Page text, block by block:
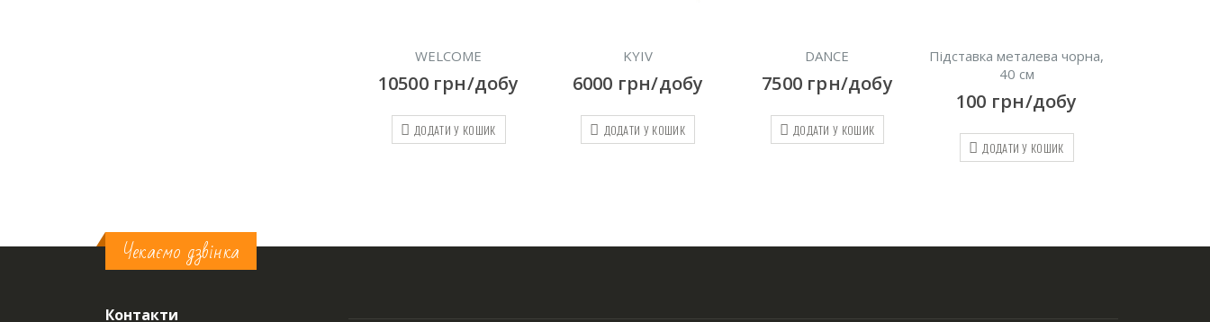
KYIV
6000 грн/добу
ДОДАТИ У КОШИК
DANCE
7500грн/добу
ДОДАТИ У КОШИК
Підставка металева чорна,
40 см
грн/добу
ДОДАТИ У КОШИК
FAMILY
грн/добу
ДОДАТИ У КОШИК
Чекаємо дзвінка
Контакти